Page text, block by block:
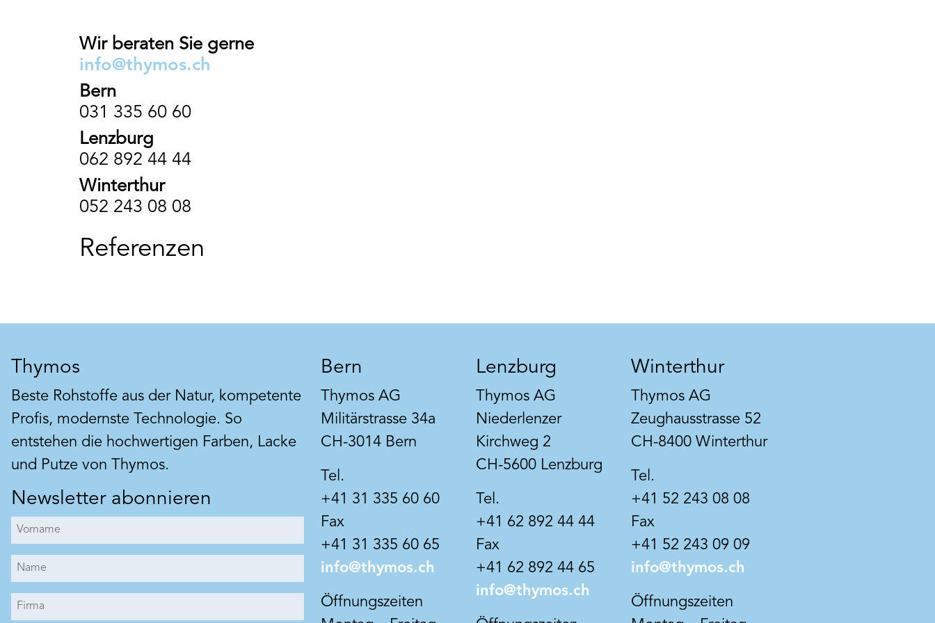
wasserabweisend und nicht
filmbildend, neigt nicht zum
Abblättern und kann jederzeit im
System achgearbeitet
werden.
Wir beraten Sie gerne
info@thymos.ch
Bern
031 335 60 60
Lenzburg
062 892 44 44
Winterthur
052 243 08 08
Referenzen
Thymos
Beste Rohstoffe aus der Natur, kompetente
Profis, modernste Technologie. So
entstehen die hochwertigen Farben, Lacke
und Putze von Thymos.
Newsletter abonnieren
Bern
Thymos AG
Militärstrasse 34a
CH-3014 Bern
Tel.
+41 31 335 60 60
Fax
+41 31 335 60 65
info@thymos.ch
Öffnungszeiten
Lenzburg
Thymos AG
Niederlenzer
Kirchweg 2
CH-5600 Lenzburg
Tel.
+41 62 892 44 44
Fax
+41 62 892 44 65
info@thymos.ch
Winterthur
Thymos AG
Zeughausstrasse 52
CH-8400 Winterthur
Tel.
+41 52 243 08 08
Fax
+41 52 243 09 09
info@thymos.ch
Öffnungszeiten